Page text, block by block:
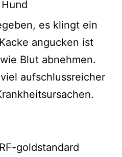
es klingt ein
angucken ist
Blut abnehmen.
aufschlussreicher